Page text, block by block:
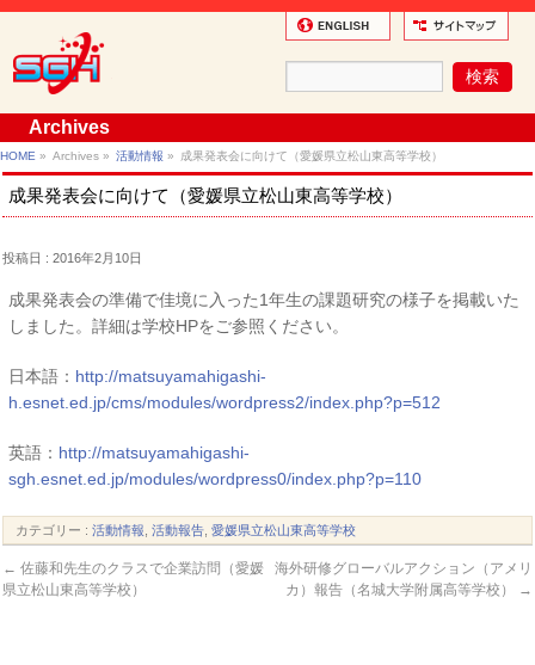
Archives
HOME » Archives » 活動情報 » 成果発表会に向けて（愛媛県立松山東高等学校）
成果発表会に向けて（愛媛県立松山東高等学校）
投稿日 : 2016年2月10日
成果発表会の準備で佳境に入った1年生の課題研究の様子を掲載いた
しました。詳細は学校HPをご参照ください。
日本語： http://matsuyamahigashi-
h.esnet.ed.jp/cms/modules/wordpress2/index.php?p=512
英語： http://matsuyamahigashi-
sgh.esnet.ed.jp/modules/wordpress0/index.php?p=110
カテゴリー :活動情報 ,活動報告 ,愛媛県立松山東高等学校
← 佐藤和先生のクラスで企業訪問（愛媛
県立松山東高等学校）
海外研修グローバルアクション（アメリ
カ）報告（名城大学附属高等学校）
→